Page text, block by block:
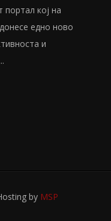
кој на
едно ново
и
by MSP